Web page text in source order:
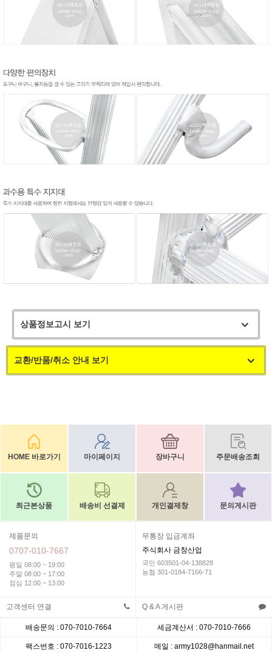
상품정보고시 보기
교환/반품/취소 안내 보기
HOME 바로가기 마이페이지 장바구니 주문배송조회
최근본상품 배송비 선결제 개인결제창 문의게시판
제품문의
0707-010-7667
평일 08:00 ~ 19:00
주말 08:00 ~ 17:00
점심 12:00 ~ 13:00
무통장 입금계좌
주식회사 금창산업
국민 603501-04-138828
농협 301-0184-7166-71
고객센터 연결 Q & A 게시판
배송문의 : 070-7010-7664 세금계산서 : 070-7010-7666
팩스번호 : 070-7016-1223 메일 : army1028@hanmail.net